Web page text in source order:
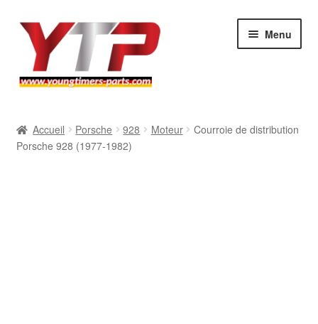
Aller
navigation
Aller
contenu
Menu
BMW
Accueil Porsche 928 Moteur
Courroie de distribution
Porsche 928 (1977-1982)